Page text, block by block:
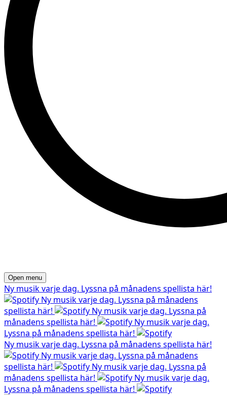
Open menu
Ny musik varje dag. Lyssna på månadens spellista här!
Ny musik varje dag. Lyssna på månadens
spellista här!
Ny musik varje dag. Lyssna på
månadens spellista här!
Ny musik varje dag.
Lyssna på månadens spellista här!
Ny musik varje dag. Lyssna på månadens spellista här!
Ny musik varje dag. Lyssna på månadens
spellista här!
Ny musik varje dag. Lyssna på
månadens spellista här!
Ny musik varje dag.
Lyssna på månadens spellista här!